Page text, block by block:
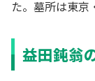
た。墓所は東京
益田鈍翁